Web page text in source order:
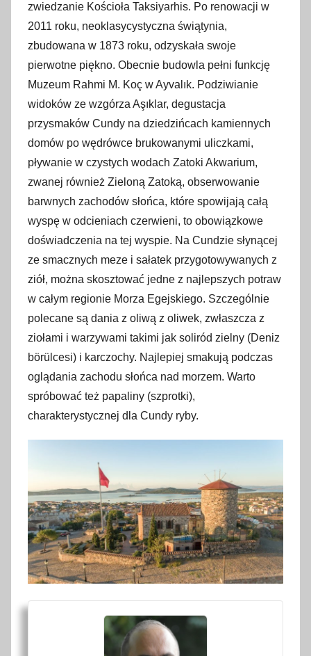
zwiedzanie Kościoła Taksiyarhis. Po renowacji w
2011 roku, neoklasycystyczna świątynia,
zbudowana w 1873 roku, odzyskała swoje
pierwotne piękno. Obecnie budowla pełni funkcję
Muzeum Rahmi M. Koç w Ayvalık. Podziwianie
widoków ze wzgórza Aşıklar, degustacja
przysmaków Cundy na dziedzińcach kamiennych
domów po wędrówce brukowanymi uliczkami,
pływanie w czystych wodach Zatoki Akwarium,
zwanej również Zieloną Zatoką, obserwowanie
barwnych zachodów słońca, które spowijają całą
wyspę w odcieniach czerwieni, to obowiązkowe
doświadczenia na tej wyspie. Na Cundzie słynącej
ze smacznych meze i sałatek przygotowywanych z
ziół, można skosztować jedne z najlepszych potraw
w całym regionie Morza Egejskiego. Szczególnie
polecane są dania z oliwą z oliwek, zwłaszcza z
ziołami i warzywami takimi jak soliród zielny (Deniz
börülcesi) i karczochy. Najlepiej smakują podczas
oglądania zachodu słońca nad morzem. Warto
spróbować też papaliny (szprotki),
charakterystycznej dla Cundy ryby.